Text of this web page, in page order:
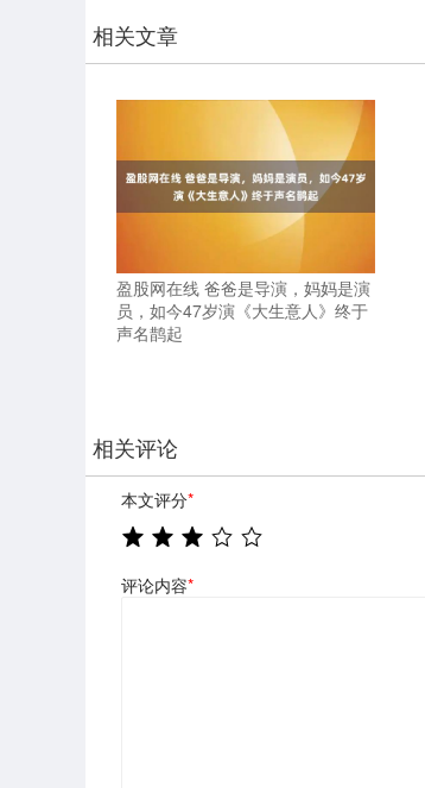
相关文章
盈股网在线 爸爸是导演，妈妈是演
员，如今47岁演《大生意人》终于
声名鹊起
相关评论
本文评分*
评论内容*